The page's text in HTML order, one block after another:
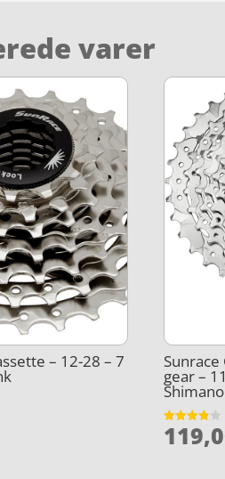
varer
– 12-28 – 7 Sunrace
gear –
Vurderet